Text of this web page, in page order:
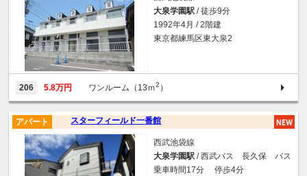
大泉学園駅 / 徒歩9分
1992年4月 / 2階建
東京都練馬区東大泉2
206 5.8万円 ワンルーム（13ｍ2 ）
スターフィールド一番館
アパート
西武池袋線
大泉学園駅 / 西武バス 長久保 バス
乗車時間17分 停歩4分